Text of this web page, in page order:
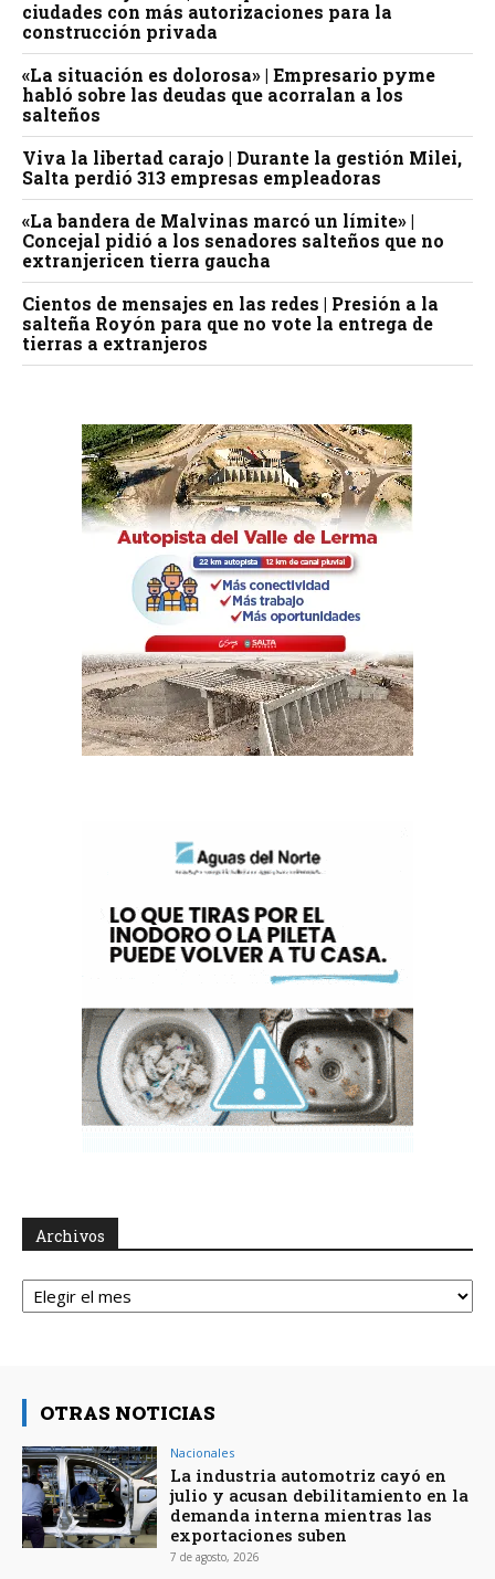
ciudades con más autorizaciones para la
construcción privada
«La situación es dolorosa» | Empresario pyme
habló sobre las deudas que acorralan a los
salteños
Viva la libertad carajo | Durante la gestión Milei,
Salta perdió 313 empresas empleadoras
«La bandera de Malvinas marcó un límite» |
Concejal pidió a los senadores salteños que no
extranjericen tierra gaucha
Cientos de mensajes en las redes | Presión a la
salteña Royón para que no vote la entrega de
tierras a extranjeros
Archivos
Archivos
OTRAS NOTICIAS
Nacionales
La industria automotriz cayó en
julio y acusan debilitamiento en la
demanda interna mientras las
exportaciones suben
7 de agosto, 2026